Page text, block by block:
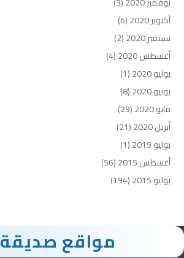
أكتوبر 2020
(6)
سبتمبر 2020
(2)
أغسطس 2020
(4)
يوليو 2020
(1)
يونيو 2020
(8)
مايو 2020
(29)
أبريل 2020
(21)
يوليو 2019
(1)
أغسطس 2015
(56)
يوليو 2015
(194)
مواقع صديقة